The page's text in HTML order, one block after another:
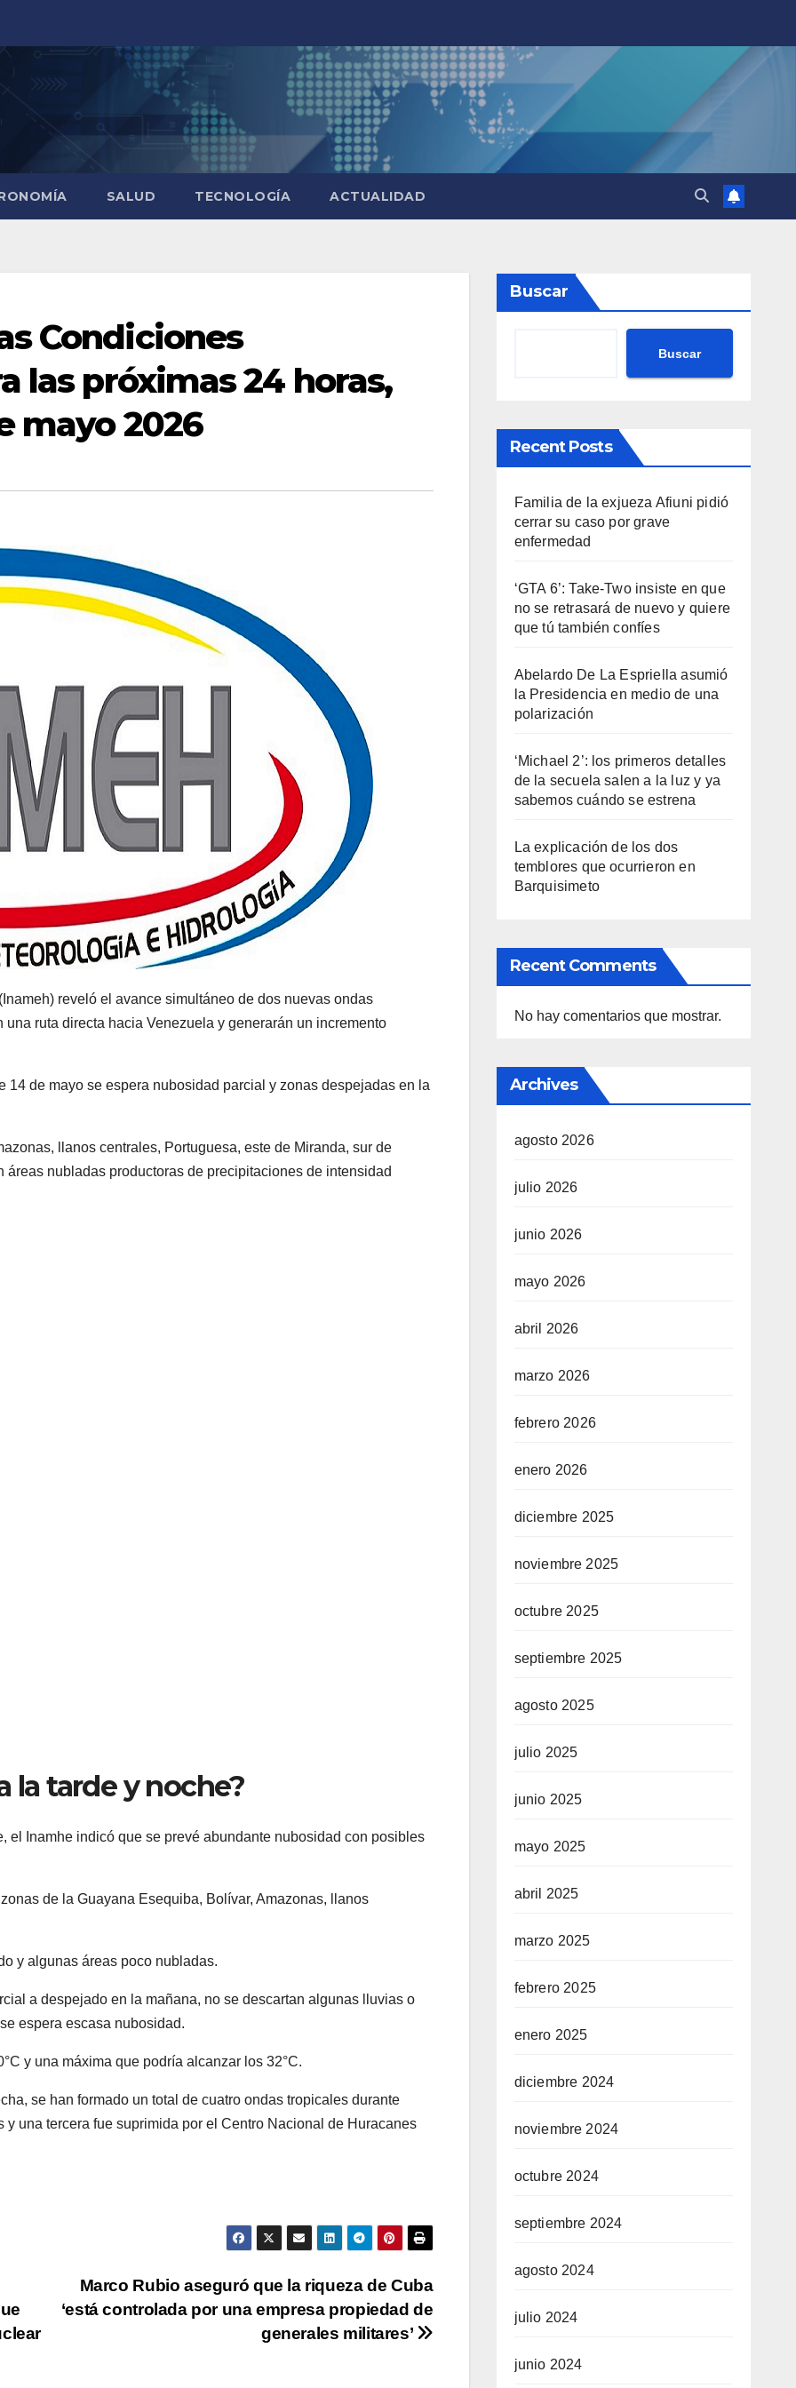
SALUD TECNOLOGÍA ACTUALIDAD
Condiciones
las próximas 24 horas,
mayo 2026
reveló el avance simultáneo de dos nuevas ondas
ruta directa hacia Venezuela y generarán un incremento
14 de mayo se espera nubosidad parcial y zonas despejadas en la
llanos centrales, Portuguesa, este de Miranda, sur de
nubladas productoras de precipitaciones de intensidad
la tarde y noche?
el Inamhe indicó que se prevé abundante nubosidad con posibles
de la Guayana Esequiba, Bolívar, Amazonas, llanos
y algunas áreas poco nubladas.
a despejado en la mañana, no se descartan algunas lluvias o
espera escasa nubosidad.
y una máxima que podría alcanzar los 32°C.
se han formado un total de cuatro ondas tropicales durante
y una tercera fue suprimida por el Centro Nacional de Huracanes
Marco Rubio aseguró que la riqueza de Cuba
‘está controlada por una empresa propiedad de
generales militares’
Buscar
Buscar
Recent Posts
Familia de la exjueza Afiuni pidió
cerrar su caso por grave
enfermedad
‘GTA 6’: Take-Two insiste en que
no se retrasará de nuevo y quiere
que tú también confíes
Abelardo De La Espriella asumió
la Presidencia en medio de una
polarización
‘Michael 2’: los primeros detalles
de la secuela salen a la luz y ya
sabemos cuándo se estrena
La explicación de los dos
temblores que ocurrieron en
Barquisimeto
Recent Comments
No hay comentarios que mostrar.
Archives
agosto 2026
julio 2026
junio 2026
mayo 2026
abril 2026
marzo 2026
febrero 2026
enero 2026
diciembre 2025
noviembre 2025
octubre 2025
septiembre 2025
agosto 2025
julio 2025
junio 2025
mayo 2025
abril 2025
marzo 2025
febrero 2025
enero 2025
diciembre 2024
noviembre 2024
octubre 2024
septiembre 2024
agosto 2024
julio 2024
junio 2024